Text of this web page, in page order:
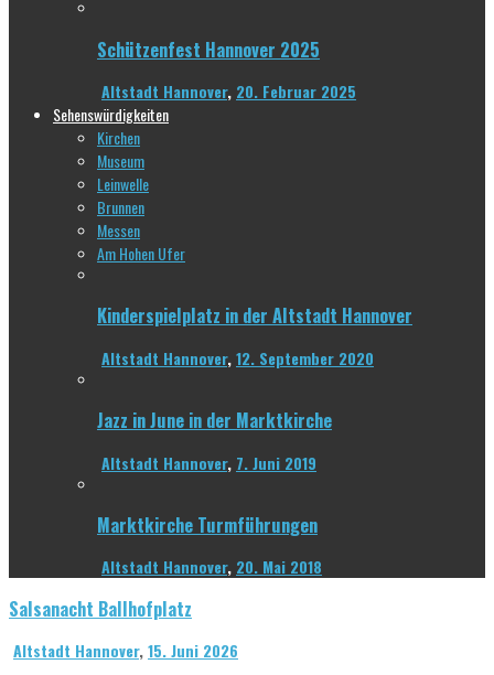
Schützenfest Hannover 2025
Altstadt Hannover, 20. Februar 2025
Sehenswürdigkeiten
Kirchen
Museum
Leinwelle
Brunnen
Messen
Am Hohen Ufer
Kinderspielplatz in der Altstadt Hannover
Altstadt Hannover,12. September 2020
Jazz in June in der Marktkirche
Altstadt Hannover, 7. Juni 2019
Marktkirche Turmführungen
Altstadt Hannover, 20. Mai 2018
Salsanacht Ballhofplatz
Altstadt Hannover,15. Juni 2026